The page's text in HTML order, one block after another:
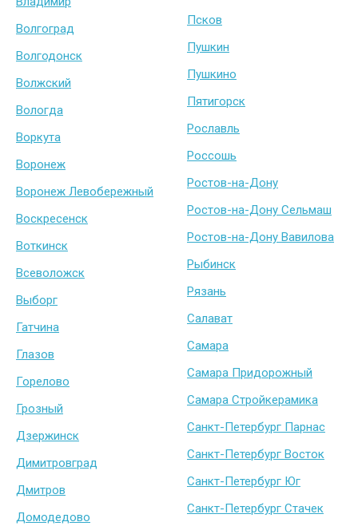
Волгоград
Волгодонск
Волжский
Вологда
Воркута
Воронеж
Воронеж Левобережный
Воскресенск
Воткинск
Всеволожск
Выборг
Гатчина
Глазов
Горелово
Грозный
Дзержинск
Димитровград
Дмитров
Домодедово
Псков
Пушкин
Пушкино
Пятигорск
Рославль
Россошь
Ростов-на-Дону
Ростов-на-Дону Сельмаш
Ростов-на-Дону Вавилова
Рыбинск
Рязань
Салават
Самара
Самара Придорожный
Самара Стройкерамика
Санкт-Петербург Парнас
Санкт-Петербург Восток
Санкт-Петербург Юг
Санкт-Петербург Стачек